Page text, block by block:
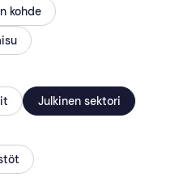
kohde
Julkinen sektori